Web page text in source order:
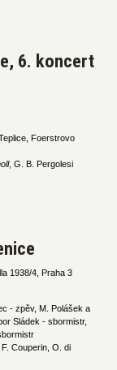
6. koncert
Foerstrovo
, G. B. Pergolesi
1938/4, Praha 3
- zpěv, M. Polášek a
Sládek - sbormistr,
Couperin, O. di